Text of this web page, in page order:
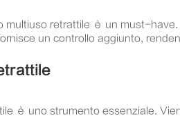
retrattile è un must-
un controllo aggiunto,
è uno strumento essenziale.